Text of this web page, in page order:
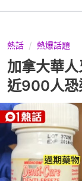
熱話 熱爆話題
加拿大華
近900人恐